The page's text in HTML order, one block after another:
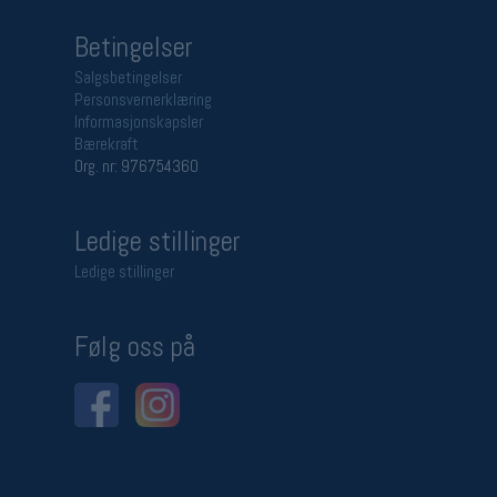
Betingelser
Salgsbetingelser
Personsvernerklæring
Informasjonskapsler
Bærekraft
Org. nr: 976754360
Ledige stillinger
Ledige stillinger
Følg oss på